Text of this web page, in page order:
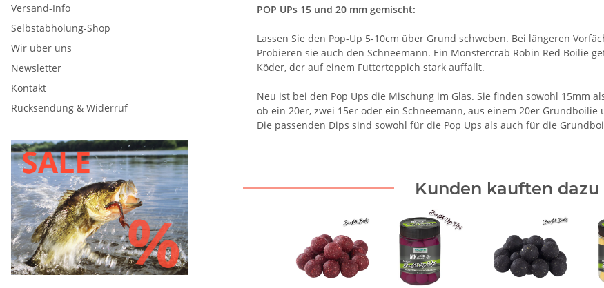
POP UPs 15 und 20 mm gemischt:
Lassen Sie den Pop-Up 5-10cm über Grund schweben. Bei längeren
Probieren sie auch den Schneemann. Ein Monstercrab Robin Red Boilie
Köder, der auf einem Futterteppich stark auffällt.
Neu ist bei den Pop Ups die Mischung im Glas. Sie finden sowohl 15mm
ob ein 20er, zwei 15er oder ein Schneemann, aus einem 20er
Die passenden Dips sind sowohl für die Pop Ups als auch für die
Kunden kauften
Versand-Info
Selbstabholung-Shop
Wir über uns
Newsletter
Kontakt
Rücksendung & Widerruf